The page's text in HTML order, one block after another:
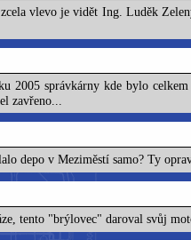
vlevo je vidět Ing. Luděk
2005 správkárny kde bylo
zavřeno...
depo v Meziměstí samo? Ty
tento "brýlovec" daroval svůj